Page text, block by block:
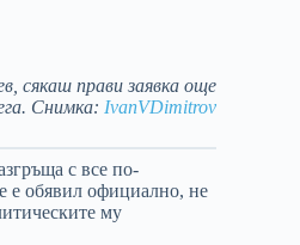
сякаш прави заявка още
Снимка: IvanVDimitrov
с все по-
е обявил официално, не
му